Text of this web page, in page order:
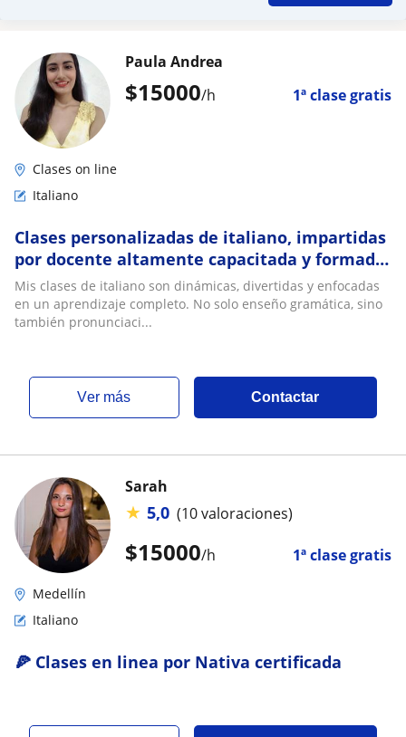
$15000/h 1ª clase gratis
Paula Andrea
Clases on line
Italiano
Clases personalizadas de italiano, impartidas
por docente altamente capacitada y formada
en Italia
Mis clases de italiano son dinámicas, divertidas y enfocadas
en un aprendizaje completo. No solo enseño gramática, sino
también pronunciaci...
ver más Contactar
$15000/h 1ª clase gratis
Sarah
★ 5,0 (10 valoraciones)
Medellín
Italiano
🍕 Clases en linea por Nativa certificada